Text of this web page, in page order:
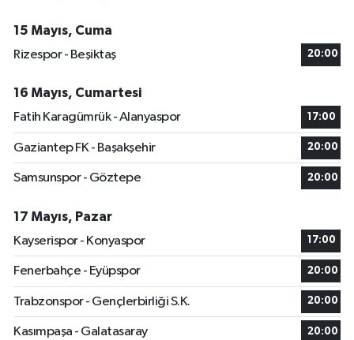
15 Mayıs, Cuma
Rizespor - Beşiktaş
20:00
16 Mayıs, Cumartesi
Fatih Karagümrük - Alanyaspor
17:00
Gaziantep FK - Başakşehir 20:00
Samsunspor - Göztepe 20:00
17 Mayıs, Pazar
Kayserispor - Konyaspor
17:00
Fenerbahçe - Eyüpspor 20:00
Trabzonspor - Gençlerbirliği S.K. 20:00
Kasımpaşa - Galatasaray 20:00